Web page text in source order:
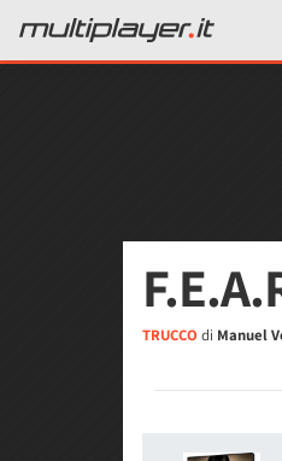
TRUCCO di Manuel